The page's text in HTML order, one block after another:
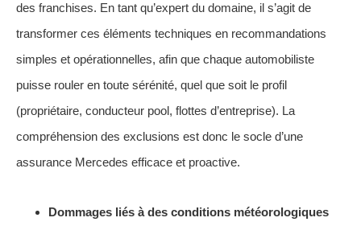
des franchises. En tant qu’expert du domaine, il s’agit de
transformer ces éléments techniques en recommandations
simples et opérationnelles, afin que chaque automobiliste
puisse rouler en toute sérénité, quel que soit le profil
(propriétaire, conducteur pool, flottes d’entreprise). La
compréhension des exclusions est donc le socle d’une
assurance Mercedes efficace et proactive.
Dommages liés à des conditions météorologiques